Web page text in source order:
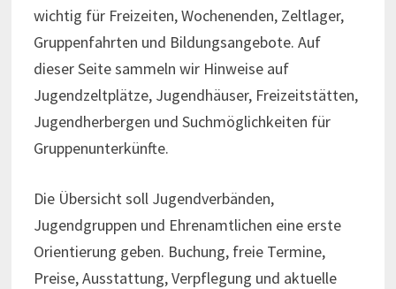
wichtig für Freizeiten, Wochenenden, Zeltlager,
Gruppenfahrten und Bildungsangebote. Auf
dieser Seite sammeln wir Hinweise auf
Jugendzeltplätze, Jugendhäuser, Freizeitstätten,
Jugendherbergen und Suchmöglichkeiten für
Gruppenunterkünfte.
Die Übersicht soll Jugendverbänden,
Jugendgruppen und Ehrenamtlichen eine erste
Orientierung geben. Buchung, freie Termine,
Preise, Ausstattung, Verpflegung und aktuelle